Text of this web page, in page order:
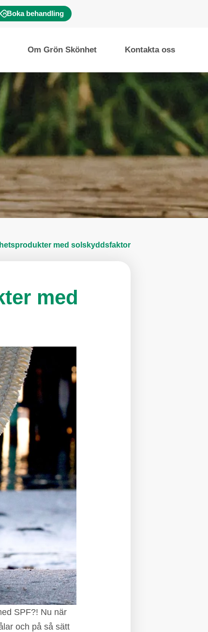
Boka behandling
Om Grön Skönhet Kontakta oss
med solskyddsfaktor
med
SPF?! Nu när
och på så sätt